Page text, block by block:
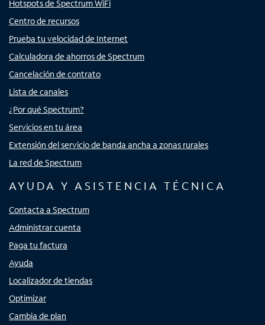
Hotspots de Spectrum WiFi
Centro de recursos
Prueba tu velocidad de Internet
Calculadora de ahorros de Spectrum
Cancelación de contrato
Lista de canales
¿Por qué Spectrum?
Servicios en tu área
Extensión del servicio de banda ancha a zonas rurales
La red de Spectrum
AYUDA Y ASISTENCIA TÉCNICA
Contacta a Spectrum
Administrar cuenta
Paga tu factura
Ayuda
Localizador de tiendas
Optimizar
Cambia de plan